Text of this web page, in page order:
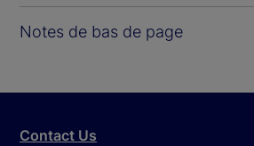
Notes de bas de page
Contact Us